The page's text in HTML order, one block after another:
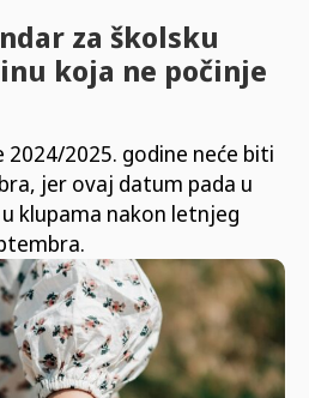
za školsku
koja ne počinje
2024/2025. godine neće biti
jer ovaj datum pada u
klupama nakon letnjeg